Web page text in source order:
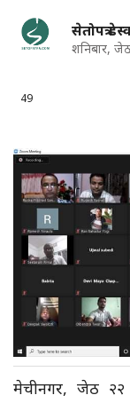
सेतोपत्र
शनिबार,
49
मेचीनगर, जेठ २२